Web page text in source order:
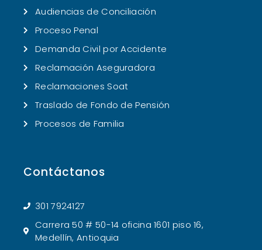
Audiencias de Conciliación
Proceso Penal
Demanda Civil por Accidente
Reclamación Aseguradora
Reclamaciones Soat
Traslado de Fondo de Pensión
Procesos de Familia
Contáctanos
301 7924127
Carrera 50 # 50-14 oficina 1601 piso 16,
Medellín, Antioquia